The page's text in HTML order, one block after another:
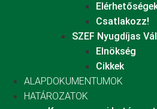
Csatlakozz!
SZEF Nyugdíjas
Elnökség
Cikkek
ALAPDOKUMENTUMOK
HATÁROZATOK